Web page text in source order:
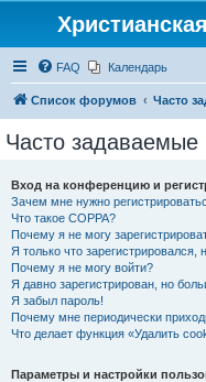
FAQ Календарь
Список форумов Часто
Часто задаваемые
Вход на конференцию и
Зачем мне нужно
Что такое COPPA?
Почему я не могу
Я только что зарегистрировался,
Почему я не могу войти?
Я давно зарегистрирован, но
Я забыл пароль!
Почему мне периодически
Что делает функция «Удалить
Параметры и настройки